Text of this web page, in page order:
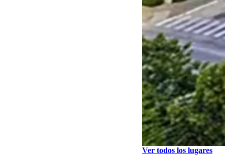
Ver todos los lugares